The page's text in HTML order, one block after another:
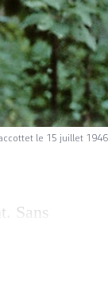
le 15 juillet
Sans